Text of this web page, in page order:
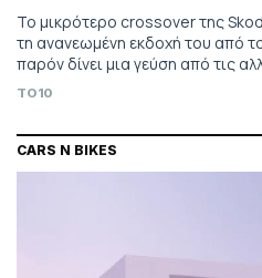
To μικρότερο crossover της
τη ανανεωμένη εκδοχή του από
παρόν δίνει μια γεύση από τις
TO10
CARS N BIKES